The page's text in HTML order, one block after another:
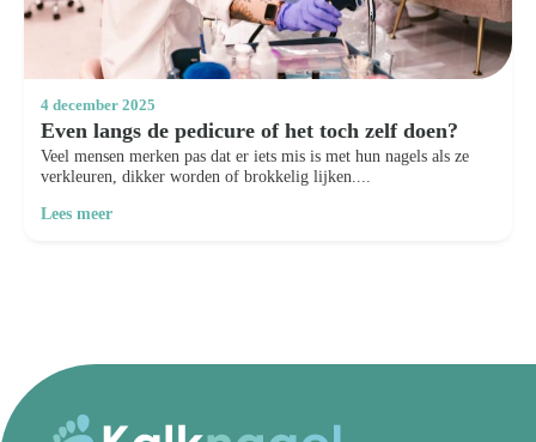
4 december 2025
Even langs de pedicure of het toch zelf doen?
Veel mensen merken pas dat er iets mis is met hun nagels als ze
verkleuren, dikker worden of brokkelig lijken....
Lees meer